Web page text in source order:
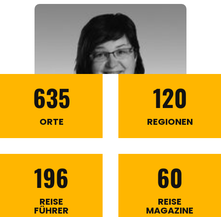
635
ORTE
120
REGIONEN
196
REISE
FÜHRER
60
REISE
MAGAZINE